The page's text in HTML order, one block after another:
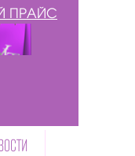
ПРАЙС